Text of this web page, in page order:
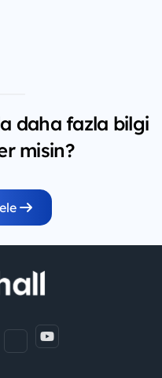
daha fazla bilgi
misin?